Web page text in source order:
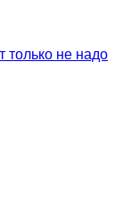
только не надо